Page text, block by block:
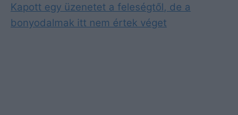
Kapott egy üzenetet a feleségtől, de a
bonyodalmak itt nem értek véget